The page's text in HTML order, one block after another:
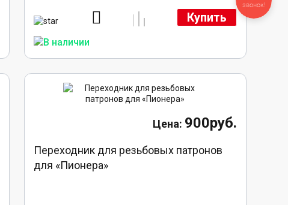
Купить
900руб.
Переходник для резьбовых патронов
для «Пионера»
звонок!